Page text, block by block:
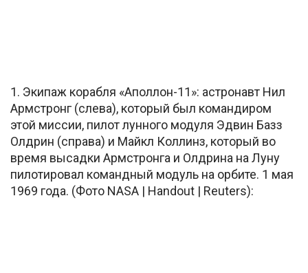
1. Экипаж корабля «Аполлон-11»: астронавт Нил
Армстронг (слева), который был командиром
этой миссии, пилот лунного модуля Эдвин Базз
Олдрин (справа) и Майкл Коллинз, который во
время высадки Армстронга и Олдрина на Луну
пилотировал командный модуль на орбите. 1 мая
1969 года. (Фото NASA | Handout | Reuters):